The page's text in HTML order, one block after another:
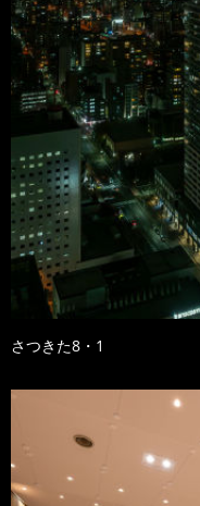
さつきた8・1